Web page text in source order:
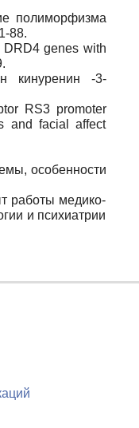
полиморфизма
88.
DRD4 genes with
кинуренин -3-
RS3 promoter
and facial affect
особенности
работы медико-
и психиатрии